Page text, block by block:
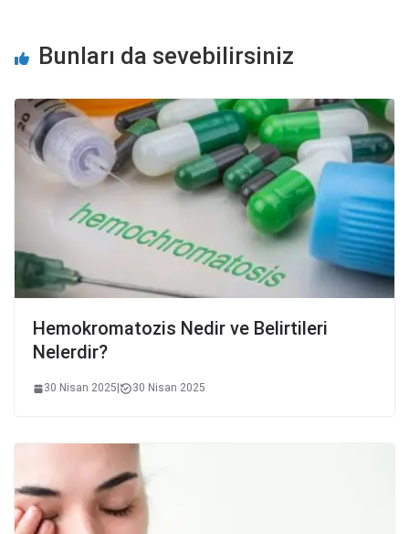
Bunları da sevebilirsiniz
Hemokromatozis Nedir ve Belirtileri
Nelerdir?
30 Nisan 2025 30 Nisan 2025